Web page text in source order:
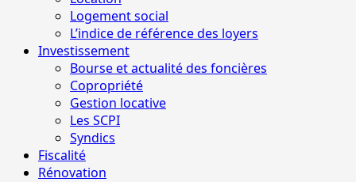
Logement social
L’indice de référence des loyers
Investissement
Bourse et actualité des foncières
Copropriété
Gestion locative
Les SCPI
Syndics
Fiscalité
Rénovation